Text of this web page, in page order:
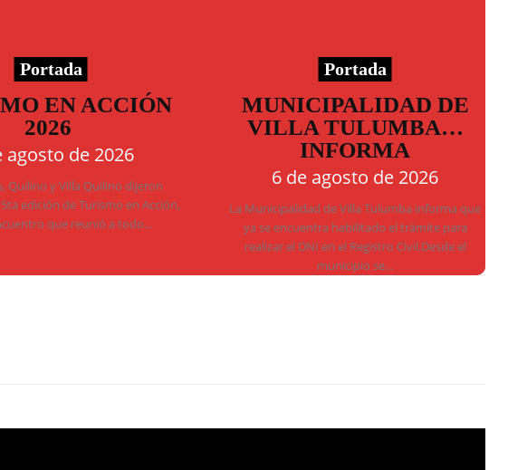
Portada
EN ACCIÓN
2026
agosto de 2026
Quilino y Villa Quilino dijeron
edición de Turismo en Acción,
que reunió a todo...
Portada
MUNICIPALIDAD DE
VILLA TULUMBA…
INFORMA
6 de agosto de 2026
La Municipalidad de Villa Tulumba informa que
ya se encuentra habilitado el trámite para
realizar el DNI en el Registro Civil.Desde el
municipio se...